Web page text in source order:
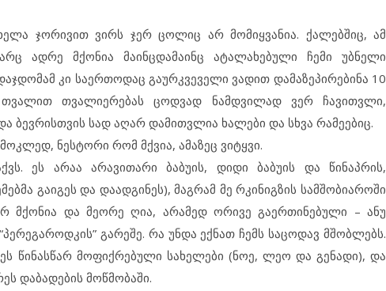
ჯორივით ვირს ჯერ ცოლიც არ მომიყვანია. ქალებშიც, ამ
ადრე მქონია მაინცდამაინც ატალახებული ჩემი უბნელი
კი საერთოდაც გაურკვეველი ვადით დამაზეპირებინა 10
თვალით თვალიერებას ცოდვად ნამდვილად ვერ ჩავითვლი,
ბევრისთვის სად აღარ დამითვლია ხალები და სხვა რამეებიც.
ნესტორი რომ მქვია, ამაზეც ვიტყვი.
ეს არაა არავითარი ბაბუის, დიდი ბაბუის და წინაპრის,
გაიგეს და დაადგინეს), მაგრამ მე რკინიგზის სამშობიაროში
და მეორე ღია, არამედ ორივე გაერთინებული – ანუ
გარეშე. რა უნდა ექნათ ჩემს საცოდავ მშობლებს.
წინასწარ მოფიქრებული სახელები (ნოე, ლეო და გენადი), და
დაბადების მოწმობაში.